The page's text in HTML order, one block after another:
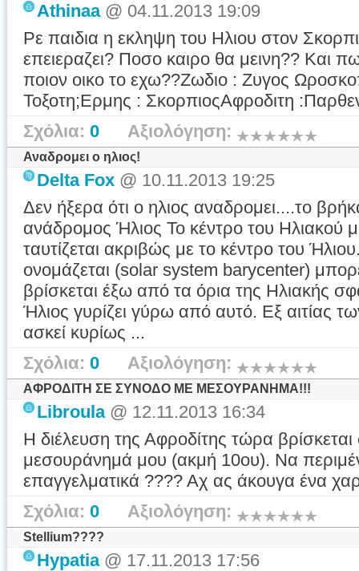
Athinaa@ 04.11.2013 19:09
Ρε παιδια η εκληψη του Ηλιου στον
επειεραζει? Ποσο καιρο θα μεινη??
ποιον οικο το εχω??Ζωδιο : Ζυγος
Τοξοτη;Ερμης : ΣκορπιοςΑφροδιτη
Σχόλια: 0 Αξιολόγηση:
Αναδρομει ο ηλιος!
Delta Fox @ 10.11.2013 19:25
Δεν ήξερα ότι ο ηλιος αναδρομει....το
ανάδρομος Ήλιος Το κέντρο του Ηλιακού
ταυτίζεται ακριβώς με το κέντρο του
ονομάζεται (solar system barycenter)
βρίσκεται έξω από τα όρια της Ηλιακής
Ήλιος γυρίζει γύρω από αυτό. Εξ αιτίας
ασκεί κυρίως ...
Σχόλια: 0 Αξιολόγηση:
ΑΦΡΟΔΙΤΗ ΣΕ ΣΥΝΟΔΟ ΜΕ ΜΕΣΟΥΡΑΝΗΜΑ!!!
Libroula@ 12.11.2013 16:34
Η διέλευση της Αφροδίτης τώρα
μεσουράνημά μου (ακμή 10ου). Να
επαγγελματικά ???? Αχ ας άκουγα ένα
Σχόλια: 0 Αξιολόγηση:
Stellium????
Hypatia@ 17.11.2013 17:56